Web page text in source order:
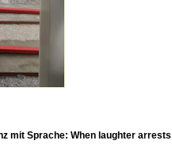
mit Sprache: When laughter